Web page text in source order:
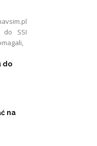
do SSI
do
na